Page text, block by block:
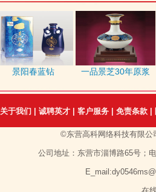
景阳春蓝钻 一品景芝30年原浆
关于我们 诚聘英才 客户服务 免责条款
©东营高科网络科技有限公
公司地址：东营市淄博路65号；